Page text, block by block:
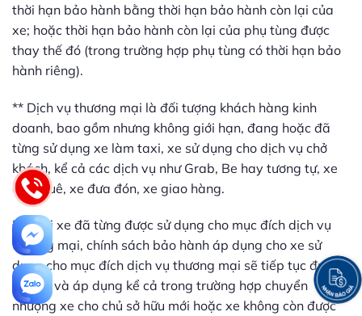
thời hạn bảo hành bằng thời hạn bảo hành còn lại của
xe; hoặc thời hạn bảo hành còn lại của phụ tùng được
thay thế đó (trong trường hợp phụ tùng có thời hạn bảo
hành riêng).
** Dịch vụ thương mại là đối tượng khách hàng kinh
doanh, bao gồm nhưng không giới hạn, đang hoặc đã
từng sử dụng xe làm taxi, xe sử dụng cho dịch vụ chở
khách, kể cả các dịch vụ như Grab, Be hay tương tự, xe
cho thuê, xe đưa đón, xe giao hàng.
Đối với xe đã từng được sử dụng cho mục đích dịch vụ
thương mại, chính sách bảo hành áp dụng cho xe sử
dụng cho mục đích dịch vụ thương mại sẽ tiếp tục được
duy trì và áp dụng kể cả trong trường hợp chuyển
nhượng xe cho chủ sở hữu mới hoặc xe không còn được